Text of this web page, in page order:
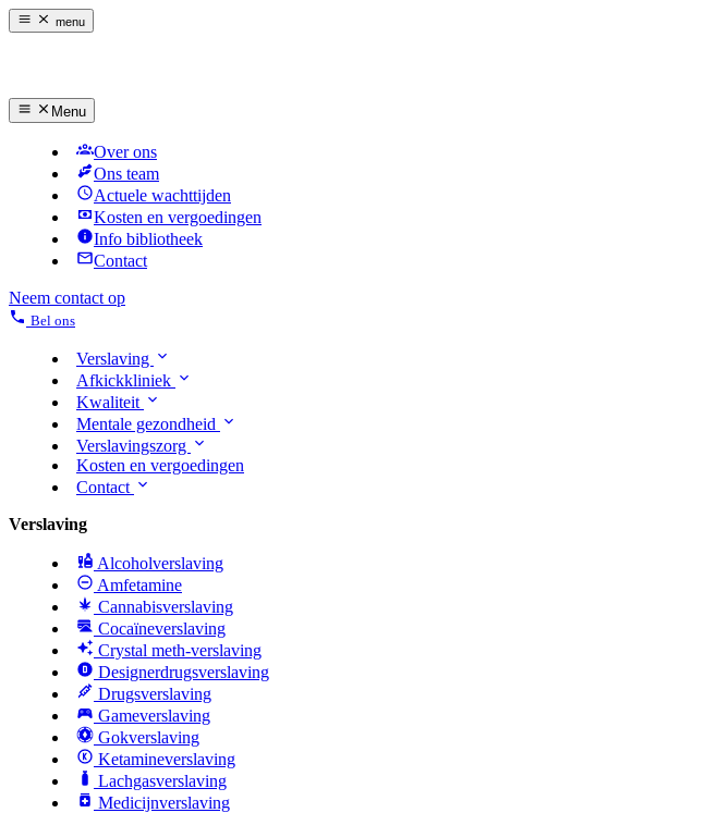
menu
Menu
Over ons
Ons team
Actuele wachttijden
Kosten en vergoedingen
Info bibliotheek
Contact
Neem contact op
Bel ons
Verslaving
Afkickkliniek
Kwaliteit
Mentale gezondheid
Verslavingszorg
Kosten en vergoedingen
Contact
Verslaving
Alcoholverslaving
Amfetamine
Cannabisverslaving
Cocaïneverslaving
Crystal meth-verslaving
Designerdrugsverslaving
Drugsverslaving
Gameverslaving
Gokverslaving
Ketamineverslaving
Lachgasverslaving
Medicijnverslaving